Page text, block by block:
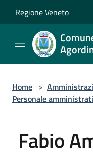
Regione Veneto
Home >
Personale
Fabio